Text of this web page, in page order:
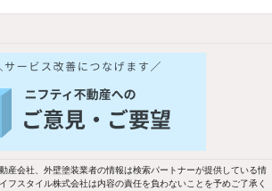
絞り込んでいます！
2階以上
産会社、外壁塗装業者の情報は検索パートナーが提供している情
フスタイル株式会社は内容の責任を負わないことを予めご了承く